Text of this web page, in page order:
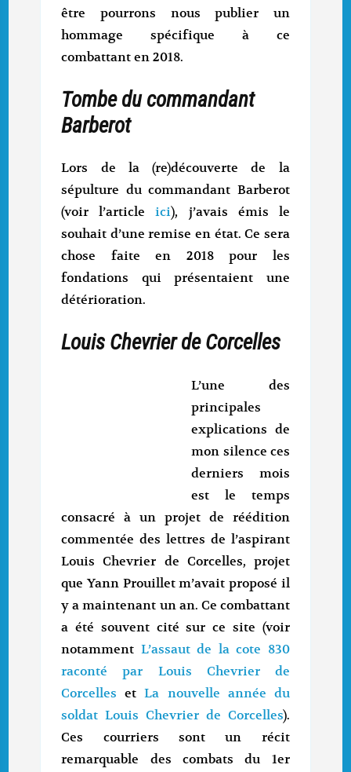
être pourrons nous publier un
hommage spécifique à ce
combattant en 2018.
Tombe du commandant
Barberot
Lors de la (re)découverte de la
sépulture du commandant Barberot
(voir l’articleici), j’avais émis le
souhait d’une remise en état. Ce sera
chose faite en 2018 pour les
fondations qui présentaient une
détérioration.
Louis Chevrier de Corcelles
L’une des
principales
explications de
mon silence ces
derniers mois
est le temps
consacré à un projet de réédition
commentée des lettres de l’aspirant
Louis Chevrier de Corcelles, projet
que Yann Prouillet m’avait proposé il
y a maintenant un an. Ce combattant
a été souvent cité sur ce site (voir
notamment L’assaut de la cote 830
raconté par Louis Chevrier de
Corcelles etLa nouvelle année du
soldat Louis Chevrier de Corcelles).
Ces courriers sont un récit
remarquable des combats du 1er